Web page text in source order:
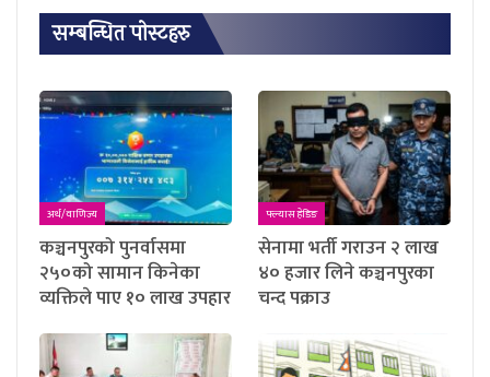
सम्बन्धित पाेस्टहरु
अर्थ/वाणिज्य
कञ्चनपुरको पुनर्वासमा
२५०को सामान किनेका
व्यक्तिले पाए १० लाख उपहार
फ्ल्यास हेडिङ
सेनामा भर्ती गराउन २ लाख
४० हजार लिने कञ्चनपुरका
चन्द पक्राउ